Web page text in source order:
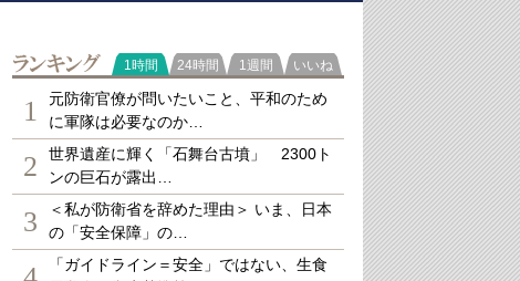
ランキング
1時間 24時間 1週間 いいね
1
元防衛官僚が問いたいこと、平和のため
に軍隊は必要なのか…
2
世界遺産に輝く「石舞台古墳」 2300ト
ンの巨石が露出…
3
＜私が防衛省を辞めた理由＞ いま、日本
の「安全保障」の…
「ガイドライン＝安全」ではない、生食